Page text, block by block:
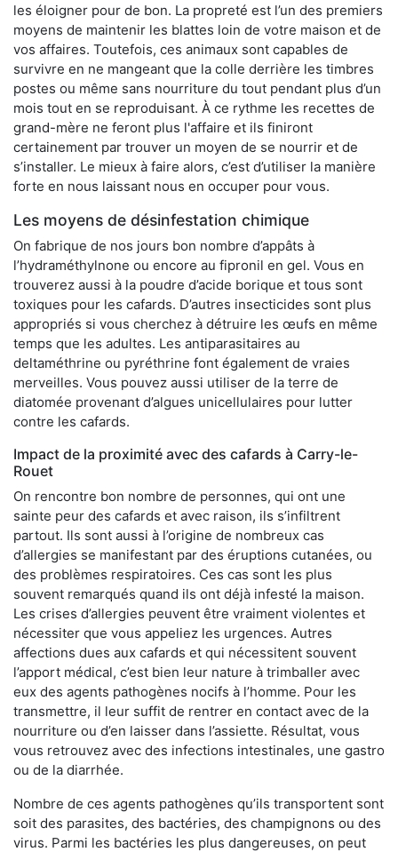
les éloigner pour de bon. La propreté est l’un des premiers
moyens de maintenir les blattes loin de votre maison et de
vos affaires. Toutefois, ces animaux sont capables de
survivre en ne mangeant que la colle derrière les timbres
postes ou même sans nourriture du tout pendant plus d’un
mois tout en se reproduisant. À ce rythme les recettes de
grand-mère ne feront plus l'affaire et ils finiront
certainement par trouver un moyen de se nourrir et de
s’installer. Le mieux à faire alors, c’est d’utiliser la manière
forte en nous laissant nous en occuper pour vous.
Les moyens de désinfestation chimique
On fabrique de nos jours bon nombre d’appâts à
l’hydraméthylnone ou encore au fipronil en gel. Vous en
trouverez aussi à la poudre d’acide borique et tous sont
toxiques pour les cafards. D’autres insecticides sont plus
appropriés si vous cherchez à détruire les œufs en même
temps que les adultes. Les antiparasitaires au
deltaméthrine ou pyréthrine font également de vraies
merveilles. Vous pouvez aussi utiliser de la terre de
diatomée provenant d’algues unicellulaires pour lutter
contre les cafards.
Impact de la proximité avec des cafards à Carry-le-
Rouet
On rencontre bon nombre de personnes, qui ont une
sainte peur des cafards et avec raison, ils s’infiltrent
partout. Ils sont aussi à l’origine de nombreux cas
d’allergies se manifestant par des éruptions cutanées, ou
des problèmes respiratoires. Ces cas sont les plus
souvent remarqués quand ils ont déjà infesté la maison.
Les crises d’allergies peuvent être vraiment violentes et
nécessiter que vous appeliez les urgences. Autres
affections dues aux cafards et qui nécessitent souvent
l’apport médical, c’est bien leur nature à trimballer avec
eux des agents pathogènes nocifs à l’homme. Pour les
transmettre, il leur suffit de rentrer en contact avec de la
nourriture ou d’en laisser dans l’assiette. Résultat, vous
vous retrouvez avec des infections intestinales, une gastro
ou de la diarrhée.
Nombre de ces agents pathogènes qu’ils transportent sont
soit des parasites, des bactéries, des champignons ou des
virus. Parmi les bactéries les plus dangereuses, on peut